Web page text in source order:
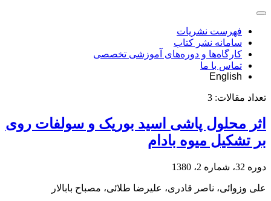
فهرست نشریات
سامانه نشر کتاب
کارگاه‌ها و دوره‌های آموزشی تخصصی
تماس با ما
English
تعداد مقالات: 3
اثر محلول پاشی اسید بوریک و سولفات روی
بر تشکیل میوه بادام
دوره 32، شماره 2، 1380
علی وزوائی، ناصر قادری، علیرضا طلائی، مصباح بابالار